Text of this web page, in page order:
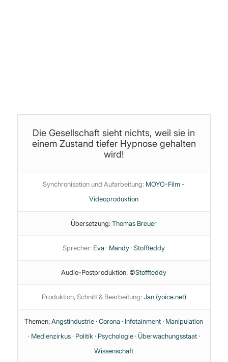
Die Gesellschaft sieht nichts, weil sie in
einem Zustand tiefer Hypnose gehalten
wird!
Synchronisation und Aufarbeitung: MOYO-Film -
Videoproduktion
Übersetzung:Thomas Breuer
Sprecher: Eva · Mandy ·Stoffteddy
Audio-Postproduktion: ©Stoffteddy
Produktion, Schnitt & Bearbeitung:Jan (yoice.net)
Themen:Angstindustrie ·Corona · Infotainment · Manipulation
· Medienzirkus· Politik· Psychologie· Überwachungsstaat·
Wissenschaft